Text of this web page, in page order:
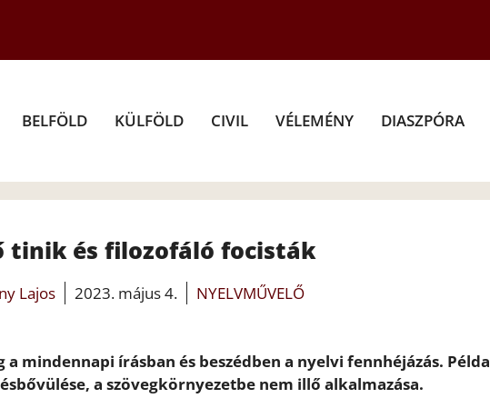
BELFÖLD KÜLFÖLD CIVIL VÉLEMÉNY DIASZPÓRA
tinik és filozofáló focisták
Lajos 2023. május 4. NYELVMŰVELŐ
mindennapi írásban és beszédben a nyelvi fennhéjázás. Példa
a szövegkörnyezetbe nem illő alkalmazása.